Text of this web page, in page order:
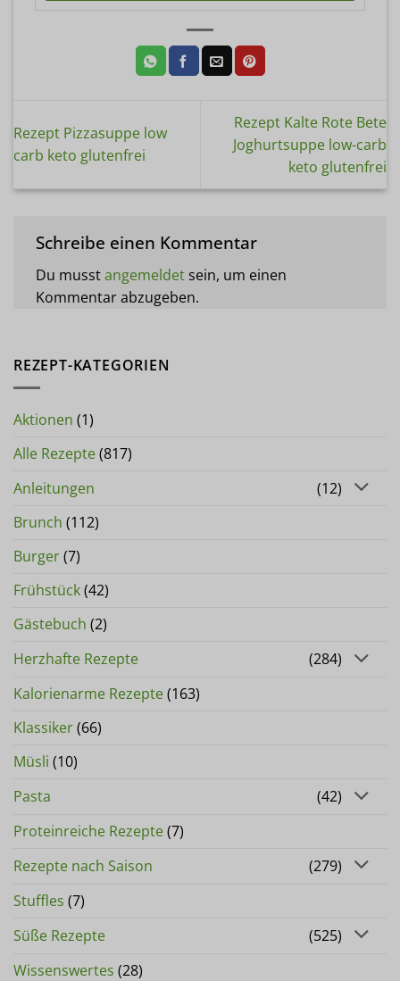
Rezept Pizzasuppe low
carb keto glutenfrei
Rezept Kalte Rote Bete
Joghurtsuppe low-carb
keto glutenfrei
Schreibe einen Kommentar
Du musstangemeldetsein, um einen
Kommentar abzugeben.
REZEPT-KATEGORIEN
Aktionen (1)
Alle Rezepte(817)
Anleitungen
(12)
Brunch (112)
Burger(7)
Frühstück(42)
Gästebuch (2)
Herzhafte Rezepte
(284)
Kalorienarme Rezepte(163)
Klassiker(66)
Müsli (10)
Pasta
(42)
Proteinreiche Rezepte(7)
Rezepte nach Saison
(279)
Stuffles (7)
Süße Rezepte
(525)
Wissenswertes (28)